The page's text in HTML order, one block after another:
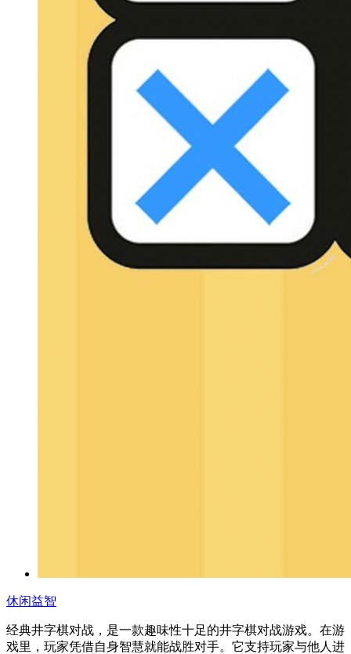
休闲益智
经典井字棋对战，是一款趣味性十足的井字棋对战游戏。在游
戏里，玩家凭借自身智慧就能战胜对手。它支持玩家与他人进